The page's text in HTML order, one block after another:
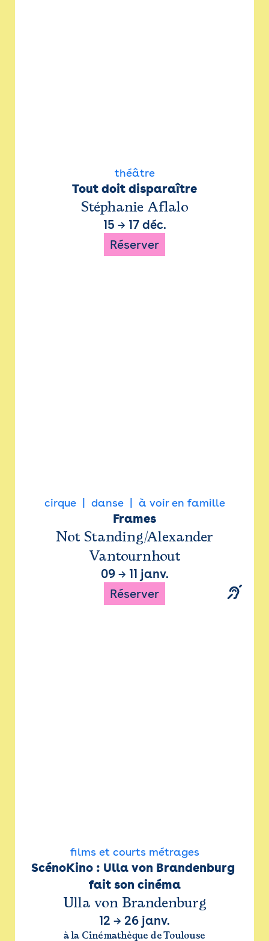
théâtre
Tout doit disparaître
Stéphanie Aflalo
15 → 17 déc.
Réserver
cirque danse à voir en famille
Frames
Not Standing/Alexander
Vantournhout
09→ 11 janv.
Réserver
films et courts métrages
ScénoKino : Ulla von Brandenburg
fait son cinéma
Ulla von Brandenburg
12 → 26 janv.
à la Cinémathèque de Toulouse